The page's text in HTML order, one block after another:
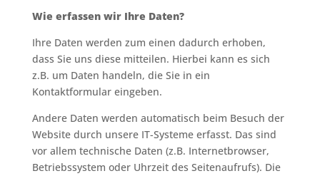
Wie erfassen wir Ihre Daten?
Ihre Daten werden zum einen dadurch erhoben,
dass Sie uns diese mitteilen. Hierbei kann es sich
z.B. um Daten handeln, die Sie in ein
Kontaktformular eingeben.
Andere Daten werden automatisch beim Besuch der
Website durch unsere IT-Systeme erfasst. Das sind
vor allem technische Daten (z.B. Internetbrowser,
Betriebssystem oder Uhrzeit des Seitenaufrufs). Die